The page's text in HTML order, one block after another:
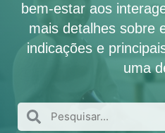
bem-estar aos
mais detalhes sobre
indicações e
uma